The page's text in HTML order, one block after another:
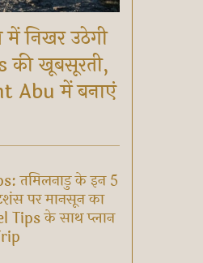
निखर उठेगी
खूबसूरती,
Abu में बनाएं
तमिलनाडु के इन 5
पर मानसून का
Tips के साथ प्लान